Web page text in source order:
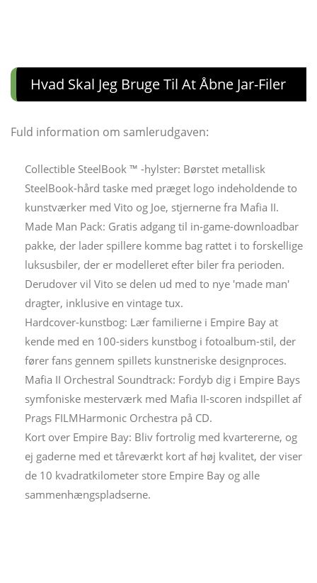
Hvad Skal Jeg Bruge Til At Åbne Jar-Filer
Fuld information om samlerudgaven:
Collectible SteelBook ™ -hylster: Børstet metallisk
SteelBook-hård taske med præget logo indeholdende to
kunstværker med Vito og Joe, stjernerne fra Mafia II.
Made Man Pack: Gratis adgang til in-game-downloadbar
pakke, der lader spillere komme bag rattet i to forskellige
luksusbiler, der er modelleret efter biler fra perioden.
Derudover vil Vito se delen ud med to nye 'made man'
dragter, inklusive en vintage tux.
Hardcover-kunstbog: Lær familierne i Empire Bay at
kende med en 100-siders kunstbog i fotoalbum-stil, der
fører fans gennem spillets kunstneriske designproces.
Mafia II Orchestral Soundtrack: Fordyb dig i Empire Bays
symfoniske mesterværk med Mafia II-scoren indspillet af
Prags FILMHarmonic Orchestra på CD.
Kort over Empire Bay: Bliv fortrolig med kvartererne, og
ej gaderne med et tåreværkt kort af høj kvalitet, der viser
de 10 kvadratkilometer store Empire Bay og alle
sammenhængspladserne.